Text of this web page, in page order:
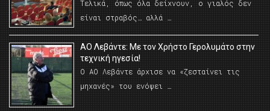
Τελικά, όπως όλα δείχνουν, ο γιαλός δεν
είναι στραβός… αλλά …
ΑΟ Λεβάντε: Με τον Χρήστο Γερολυμάτο στην
τεχνική ηγεσία!
Ο ΑΟ Λεβάντε άρχισε να «ζεσταίνει τις
μηχανές» του ενόψει …